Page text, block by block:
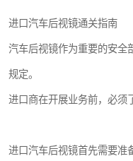
进口汽车后视镜通关指南
汽车后视镜作为重要的安全
规定。
进口商在开展业务前，必须
进口汽车后视镜首先需要准
家用电器报关
国际灯具清关